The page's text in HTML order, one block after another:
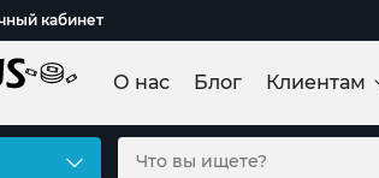
кабинет
О нас Блог Клиентам